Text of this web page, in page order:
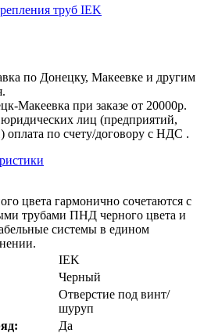
труб IEK
по Донецку, Макеевке и другим
Макеевка при заказе от 20000р.
лиц (предприятий,
оплата по счету/договору с НДС .
цвета гармонично сочетаются с
трубами ПНД черного цвета и
системы в едином
IEK
Черный
Отверстие под винт/
шуруп
Да